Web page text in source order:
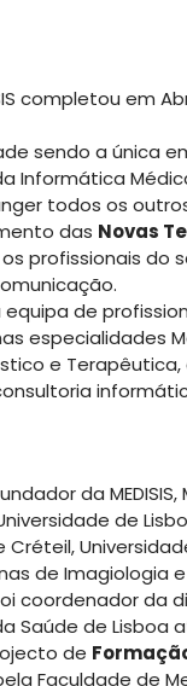
completou em
sendo a única
Informática
todos os
das Novas
profissionais do
equipa de
especialidades
e
da
de
de Imagiologia
coordenador da
Saúde de Lisboa
de
Faculdade de